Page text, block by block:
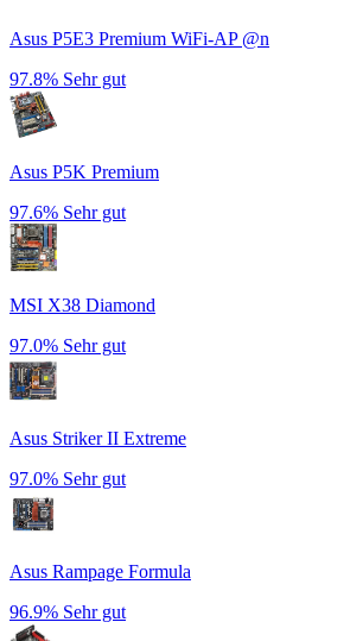
Asus P5E3 Premium WiFi-AP @n
97.8% Sehr gut
Asus P5K Premium
97.6% Sehr gut
MSI X38 Diamond
97.0% Sehr gut
Asus Striker II Extreme
97.0% Sehr gut
Asus Rampage Formula
96.9% Sehr gut